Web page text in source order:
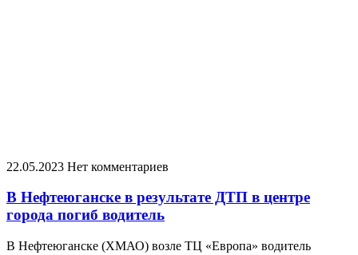
22.05.2023 Нет комментариев
В Нефтеюганске в результате ДТП в центре
города погиб водитель
В Нефтеюганске (ХМАО) возле ТЦ «Европа» водитель